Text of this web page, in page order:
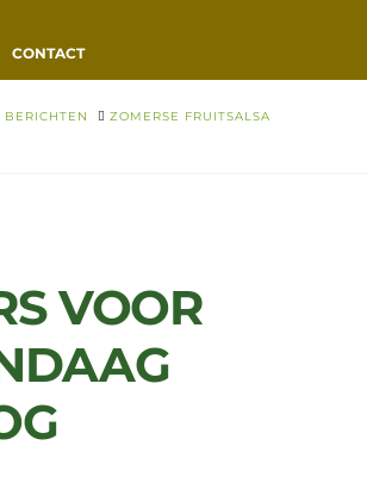
CONTACT
BERICHTEN ZOMERSE FRUITSALSA
VOOR